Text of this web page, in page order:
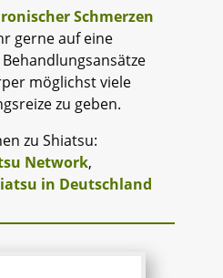
Schmerzen
gerne auf eine
möglichst viele
zu geben.
zu Shiatsu:
Network,
in Deutschland